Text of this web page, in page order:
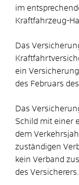
im
Kraftfahrzeug-
Das
ein
des Februars
Das
Schild mit einer
dem
zuständigen
kein Verband
des Versicherers.